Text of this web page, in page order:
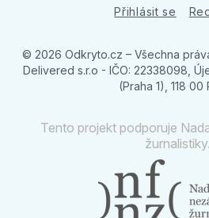
Přihlásit se
© 2026 Odkryto.cz – Všechna
Delivered s.r.o - IČO: 22338098,
(Praha 1), 118 00
Tento projekt podporuje
žurnalistiky.